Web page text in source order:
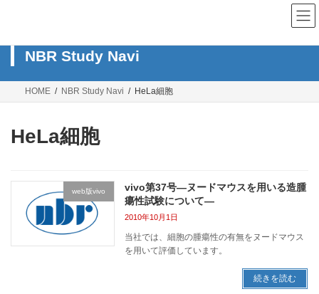
ン
ス
ー
ン
NBR Study Navi
HOME NBR Study Navi HeLa細胞
HeLa細胞
web版vivo
vivo第37号―ヌードマウスを用いる造腫
瘍性試験について―
2010年10月1日
当社では、細胞の腫瘍性の有無をヌードマウス
を用いて評価しています。
続きを読む